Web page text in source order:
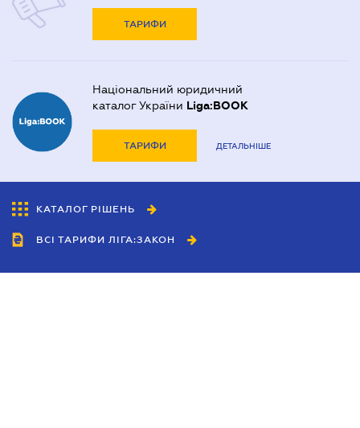
ТАРИФИ
Національний юридичний
каталог України Liga:BOOK
ТАРИФИ ДЕТАЛЬНІШЕ
КАТАЛОГ РІШЕНЬ
ВСІ ТАРИФИ ЛІГА:ЗАКОН